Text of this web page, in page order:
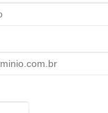
- qual é sua
as coberturas que